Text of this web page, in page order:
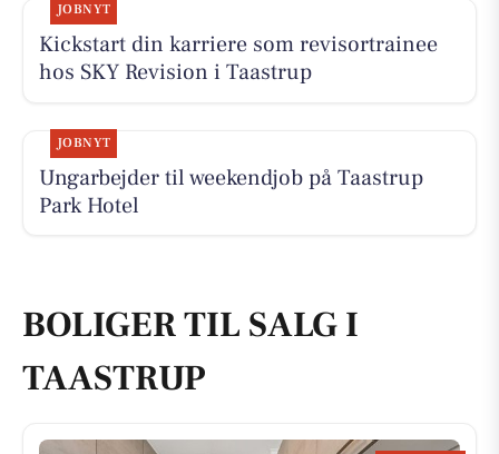
JOBNYT
Kickstart din karriere som revisortrainee
hos SKY Revision i Taastrup
JOBNYT
Ungarbejder til weekendjob på Taastrup
Park Hotel
BOLIGER TIL SALG I
TAASTRUP